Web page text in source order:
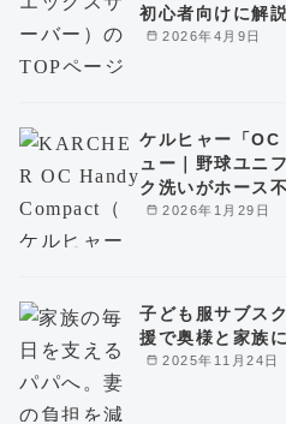
2026年4月9日
初心者向けに解
2026年1月29日
ケルヒャー「
ュー｜野球ユニ
ク洗いがホース
2025年11月24日
子ども服サブス
援で奥様と家族